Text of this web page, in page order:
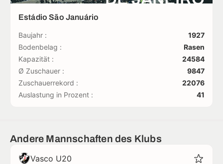
Estádio São Januário
Baujahr :
1927
Bodenbelag :
Rasen
Kapazität :
24584
Ø Zuschauer :
9847
Zuschauerrekord :
22076
Auslastung in Prozent :
41
Andere Mannschaften des Klubs
Vasco U20